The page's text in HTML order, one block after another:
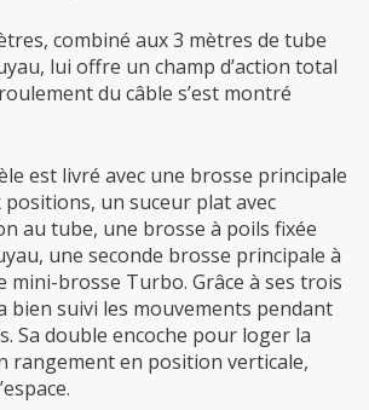
combiné aux 3 mètres de tube
lui offre un champ d’action total
du câble s’est montré
est livré avec une brosse principale
positions, un suceur plat avec
au tube, une brosse à poils fixée
une seconde brosse principale à
mini-brosse Turbo. Grâce à ses trois
bien suivi les mouvements pendant
Sa double encoche pour loger la
rangement en position verticale,